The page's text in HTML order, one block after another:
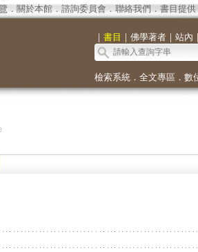
． 關於本館． 諮詢委員會． 聯絡我們 ． 書目提供
｜ 書目 ｜ 佛學著者｜ 站內 ｜
檢索系統． 全文專區 ． 數